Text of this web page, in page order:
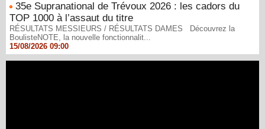
35e Supranational de Trévoux 2026 : les cadors du
TOP 1000 à l’assaut du titre
RÉSULTATS MESSIEURS / RÉSULTATS DAMES Découvrez la
BoulisteNOTE, la nouvelle fonctionnalit...
15/08/2026 09:00